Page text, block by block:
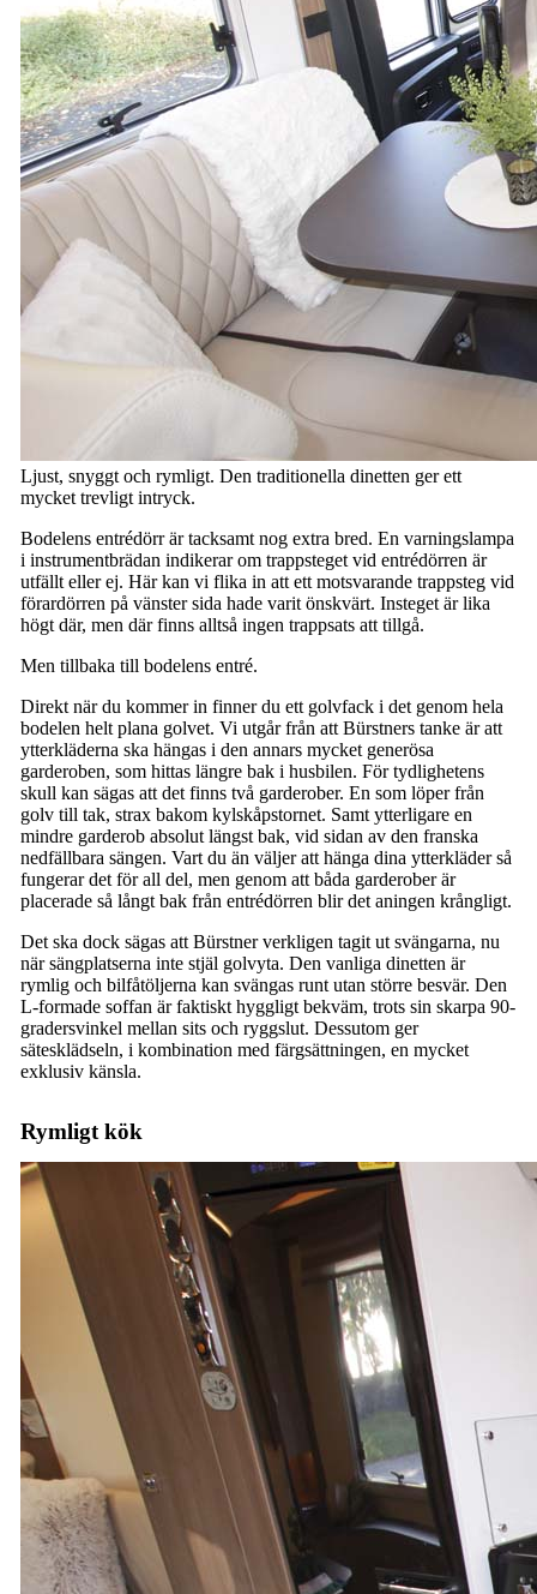
Ljust, snyggt och rymligt. Den traditionella dinetten ger ett
mycket trevligt intryck.
Bodelens entrédörr är tacksamt nog extra bred. En varningslampa
i instrumentbrädan indikerar om trappsteget vid entrédörren är
utfällt eller ej. Här kan vi flika in att ett motsvarande trappsteg vid
förardörren på vänster sida hade varit önskvärt. Insteget är lika
högt där, men där finns alltså ingen trappsats att tillgå.
Men tillbaka till bodelens entré.
Direkt när du kommer in finner du ett golvfack i det genom hela
bodelen helt plana golvet. Vi utgår från att Bürstners tanke är att
ytterkläderna ska hängas i den annars mycket generösa
garderoben, som hittas längre bak i husbilen. För tydlighetens
skull kan sägas att det finns två garderober. En som löper från
golv till tak, strax bakom kylskåpstornet. Samt ytterligare en
mindre garderob absolut längst bak, vid sidan av den franska
nedfällbara sängen. Vart du än väljer att hänga dina ytterkläder så
fungerar det för all del, men genom att båda garderober är
placerade så långt bak från entrédörren blir det aningen krångligt.
Det ska dock sägas att Bürstner verkligen tagit ut svängarna, nu
när sängplatserna inte stjäl golvyta. Den vanliga dinetten är
rymlig och bilfåtöljerna kan svängas runt utan större besvär. Den
L-formade soffan är faktiskt hyggligt bekväm, trots sin skarpa 90-
gradersvinkel mellan sits och ryggslut. Dessutom ger
sätesklädseln, i kombination med färgsättningen, en mycket
exklusiv känsla.
Rymligt kök